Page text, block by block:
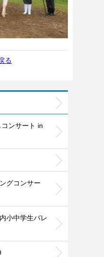
る
ンサート in
グコンサー
小中学生バレ